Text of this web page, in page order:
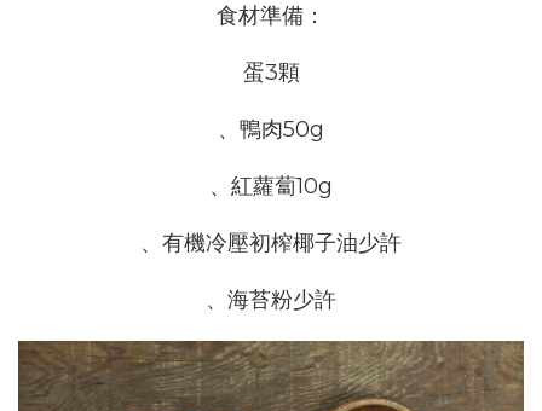
食材準備：
蛋3顆
、鴨肉50g
、紅蘿蔔10g
、有機冷壓初榨椰子油少許
、海苔粉少許